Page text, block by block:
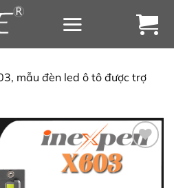
mẫu đèn led ô tô được trợ